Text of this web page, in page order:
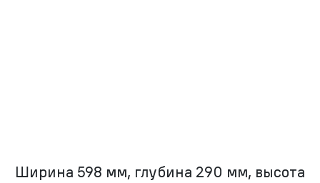
Ширина 598 мм, глубина 290 мм, высота